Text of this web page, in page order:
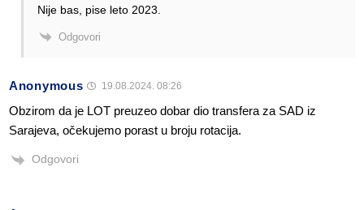
Nije bas, pise leto 2023.
Odgovori
Anonymous 19.08.2024. 08:26
Obzirom da je LOT preuzeo dobar dio transfera za SAD iz
Sarajeva, očekujemo porast u broju rotacija.
Odgovori